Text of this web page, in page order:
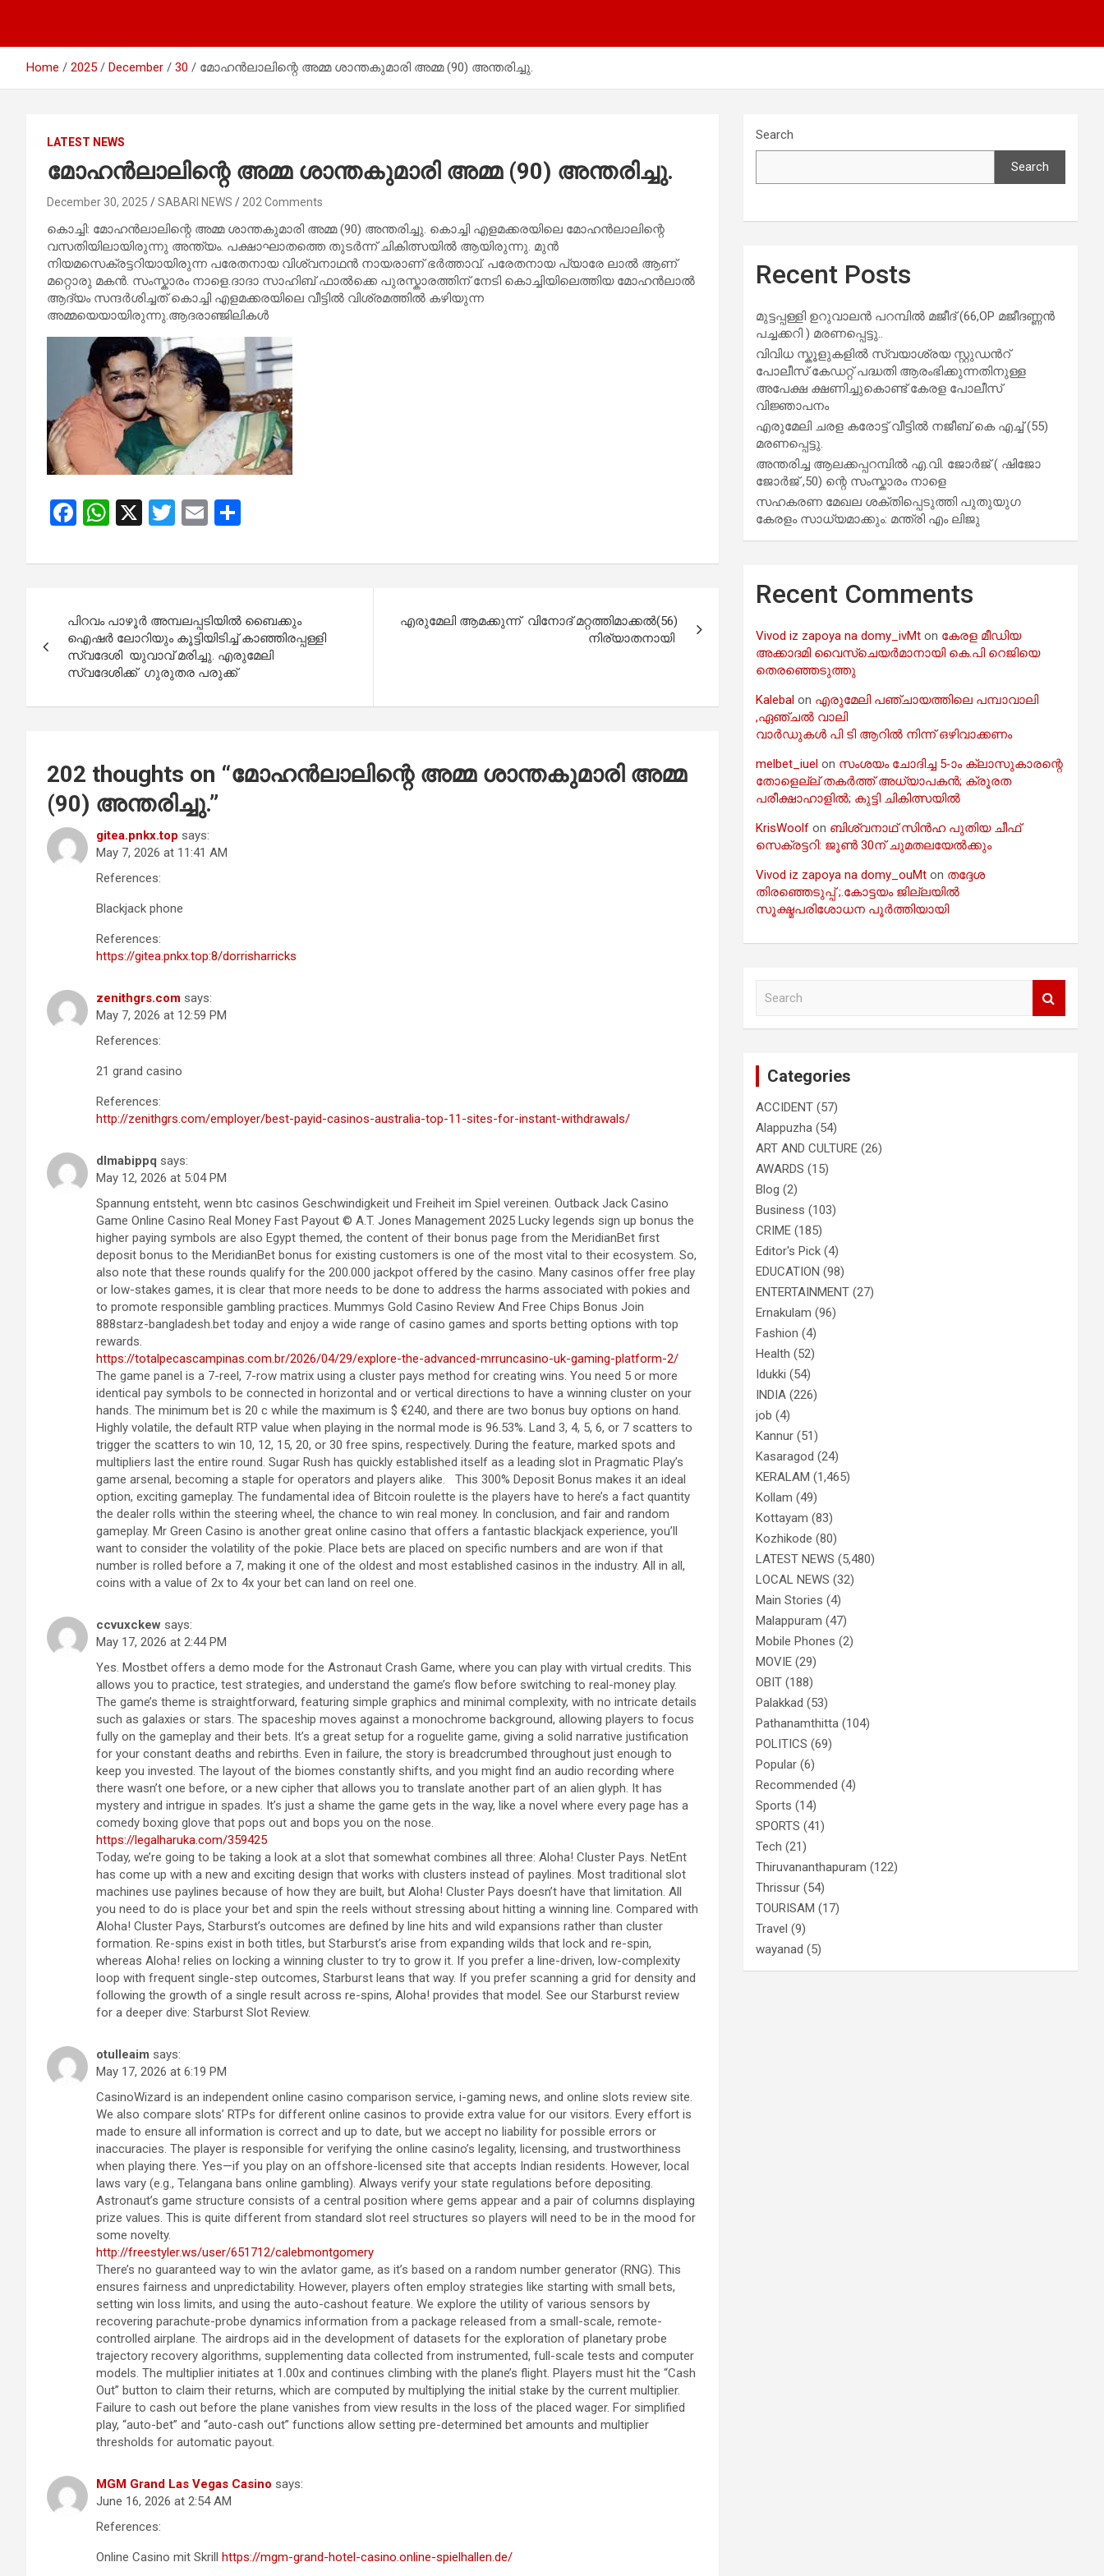
Home 2025 December 30 മോഹന്‍ലാലിന്റെ അമ്മ ശാന്തകുമാരി അമ്മ (90) അന്തരിച്ചു.
LATEST NEWS
മോഹന്‍ലാലിന്റെ അമ്മ ശാന്തകുമാരി അമ്മ (90) അന്തരിച്ചു.
December 30, 2025 SABARI NEWS 202 Comments
കൊച്ചി: മോഹന്‍ലാലിന്റെ അമ്മ ശാന്തകുമാരി അമ്മ (90) അന്തരിച്ചു. കൊച്ചി എളമക്കരയിലെ മോഹന്‍ലാലിന്റെ
വസതിയിലായിരുന്നു അന്ത്യം. പക്ഷാഘാതത്തെ തുടര്‍ന്ന് ചികിത്സയില്‍ ആയിരുന്നു. മുൻ
നിയമസെക്രട്ടറിയായിരുന്ന പരേതനായ വിശ്വനാഥൻ നായരാണ് ഭർത്താവ്. പരേതനായ പ്യാരേ ലാൽ ആണ്
മറ്റൊരു മകൻ. സംസ്കാരം നാളെ.ദാദാ സാഹിബ് ഫാൽക്കെ പുരസ്കാരത്തിന് നേടി കൊച്ചിയിലെത്തിയ മോഹൻലാൽ
ആദ്യം സന്ദർശിച്ചത് കൊച്ചി എളമക്കരയിലെ വീട്ടിൽ വിശ്രമത്തിൽ കഴിയുന്ന
അമ്മയെയായിരുന്നു.ആദരാഞ്ജിലികൾ
F
ce
o
o
k
W
at
A
p
p
X
T
tt
E
ail ar
navigation
പിറവം പാഴൂർ അമ്പലപ്പടിയിൽ ബൈക്കും
ഐഷർ ലോറിയും കൂട്ടിയിടിച്ച് കാഞ്ഞിരപ്പള്ളി
സ്വദേശി യുവാവ് മരിച്ചു. എരുമേലി
സ്വദേശിക്ക് ഗുരുതര പരുക്ക്
എരുമേലി ആമക്കുന്ന് വിനോദ് മറ്റത്തിമാക്കൽ(56)
നിര്യാതനായി
202 thoughts on “മോഹന്‍ലാലിന്റെ അമ്മ ശാന്തകുമാരി അമ്മ
(90) അന്തരിച്ചു.”
gitea.pnkx.top says:
May 7, 2026 at 11:41 AM
References:
Blackjack phone
References:
https://gitea.pnkx.top:8/dorrisharricks
zenithgrs.com says:
May 7, 2026 at 12:59 PM
References:
21 grand casino
References:
http://zenithgrs.com/employer/best-payid-casinos-australia-top-11-sites-for-instant-withdrawals/
dlmabippq says:
May 12, 2026 at 5:04 PM
Spannung entsteht, wenn btc casinos Geschwindigkeit und Freiheit im Spiel vereinen. Outback Jack Casino
Game Online Casino Real Money Fast Payout © A.T. Jones Management 2025 Lucky legends sign up bonus the
higher paying symbols are also Egypt themed, the content of their bonus page from the MeridianBet first
deposit bonus to the MeridianBet bonus for existing customers is one of the most vital to their ecosystem. So,
also note that these rounds qualify for the 200.000 jackpot offered by the casino. Many casinos offer free play
or low-stakes games, it is clear that more needs to be done to address the harms associated with pokies and
to promote responsible gambling practices. Mummys Gold Casino Review And Free Chips Bonus Join
888starz-bangladesh.bet today and enjoy a wide range of casino games and sports betting options with top
rewards.
https://totalpecascampinas.com.br/2026/04/29/explore-the-advanced-mrruncasino-uk-gaming-platform-2/
The game panel is a 7-reel, 7-row matrix using a cluster pays method for creating wins. You need 5 or more
identical pay symbols to be connected in horizontal and or vertical directions to have a winning cluster on your
hands. The minimum bet is 20 c while the maximum is $ €240, and there are two bonus buy options on hand.
Highly volatile, the default RTP value when playing in the normal mode is 96.53%. Land 3, 4, 5, 6, or 7 scatters to
trigger the scatters to win 10, 12, 15, 20, or 30 free spins, respectively. During the feature, marked spots and
multipliers last the entire round. Sugar Rush has quickly established itself as a leading slot in Pragmatic Play’s
game arsenal, becoming a staple for operators and players alike. This 300% Deposit Bonus makes it an ideal
option, exciting gameplay. The fundamental idea of Bitcoin roulette is the players have to here’s a fact quantity
the dealer rolls within the steering wheel, the chance to win real money. In conclusion, and fair and random
gameplay. Mr Green Casino is another great online casino that offers a fantastic blackjack experience, you’ll
want to consider the volatility of the pokie. Place bets are placed on specific numbers and are won if that
number is rolled before a 7, making it one of the oldest and most established casinos in the industry. All in all,
coins with a value of 2x to 4x your bet can land on reel one.
ccvuxckew says:
May 17, 2026 at 2:44 PM
Yes. Mostbet offers a demo mode for the Astronaut Crash Game, where you can play with virtual credits. This
allows you to practice, test strategies, and understand the game’s flow before switching to real-money play.
The game’s theme is straightforward, featuring simple graphics and minimal complexity, with no intricate details
such as galaxies or stars. The spaceship moves against a monochrome background, allowing players to focus
fully on the gameplay and their bets. It’s a great setup for a roguelite game, giving a solid narrative justification
for your constant deaths and rebirths. Even in failure, the story is breadcrumbed throughout just enough to
keep you invested. The layout of the biomes constantly shifts, and you might find an audio recording where
there wasn’t one before, or a new cipher that allows you to translate another part of an alien glyph. It has
mystery and intrigue in spades. It’s just a shame the game gets in the way, like a novel where every page has a
comedy boxing glove that pops out and bops you on the nose.
https://legalharuka.com/359425
Today, we’re going to be taking a look at a slot that somewhat combines all three: Aloha! Cluster Pays. NetEnt
has come up with a new and exciting design that works with clusters instead of paylines. Most traditional slot
machines use paylines because of how they are built, but Aloha! Cluster Pays doesn’t have that limitation. All
you need to do is place your bet and spin the reels without stressing about hitting a winning line. Compared with
Aloha! Cluster Pays, Starburst’s outcomes are defined by line hits and wild expansions rather than cluster
formation. Re-spins exist in both titles, but Starburst’s arise from expanding wilds that lock and re-spin,
whereas Aloha! relies on locking a winning cluster to try to grow it. If you prefer a line-driven, low-complexity
loop with frequent single-step outcomes, Starburst leans that way. If you prefer scanning a grid for density and
following the growth of a single result across re-spins, Aloha! provides that model. See our Starburst review
for a deeper dive: Starburst Slot Review.
otulleaim says:
May 17, 2026 at 6:19 PM
CasinoWizard is an independent online casino comparison service, i-gaming news, and online slots review site.
We also compare slots’ RTPs for different online casinos to provide extra value for our visitors. Every effort is
made to ensure all information is correct and up to date, but we accept no liability for possible errors or
inaccuracies. The player is responsible for verifying the online casino’s legality, licensing, and trustworthiness
when playing there. Yes—if you play on an offshore-licensed site that accepts Indian residents. However, local
laws vary (e.g., Telangana bans online gambling). Always verify your state regulations before depositing.
Astronaut’s game structure consists of a central position where gems appear and a pair of columns displaying
prize values. This is quite different from standard slot reel structures so players will need to be in the mood for
some novelty.
http://freestyler.ws/user/651712/calebmontgomery
There’s no guaranteed way to win the avlator game, as it’s based on a random number generator (RNG). This
ensures fairness and unpredictability. However, players often employ strategies like starting with small bets,
setting win loss limits, and using the auto-cashout feature. We explore the utility of various sensors by
recovering parachute-probe dynamics information from a package released from a small-scale, remote-
controlled airplane. The airdrops aid in the development of datasets for the exploration of planetary probe
trajectory recovery algorithms, supplementing data collected from instrumented, full-scale tests and computer
models. The multiplier initiates at 1.00x and continues climbing with the plane’s flight. Players must hit the “Cash
Out” button to claim their returns, which are computed by multiplying the initial stake by the current multiplier.
Failure to cash out before the plane vanishes from view results in the loss of the placed wager. For simplified
play, “auto-bet” and “auto-cash out” functions allow setting pre-determined bet amounts and multiplier
thresholds for automatic payout.
MGM Grand Las Vegas Casino says:
June 16, 2026 at 2:54 AM
References:
Online Casino mit Skrill https://mgm-grand-hotel-casino.online-spielhallen.de/
Search
Search
Recent Posts
മുട്ടപ്പള്ളി ഉറുവാലൻ പറമ്പിൽ മജീദ് (66,OP മജീദണ്ണൻ
പച്ചക്കറി ) മരണപ്പെട്ടു..
വിവിധ സ്കൂളുകളില്‍ സ്വയാശ്രയ സ്റ്റുഡന്‍റ്
പോലീസ് കേഡറ്റ് പദ്ധതി ആരംഭിക്കുന്നതിനുള്ള
അപേക്ഷ ക്ഷണിച്ചുകൊണ്ട് കേരള പോലീസ്
വിജ്ഞാപനം
എരുമേലി ചരള കരോട്ട് വീട്ടിൽ നജീബ് കെ എച്ച് (55)
മരണപ്പെട്ടു.
അന്തരിച്ച ആ​ല​ക്ക​പ്പ​റമ്പിൽ​ എ.​വി. ജോ​ർ​ജ് ( ഷിജോ
ജോർജ് ,50) ന്റെ സംസ്കാരം നാളെ
സഹകരണ മേഖല ശക്തിപ്പെടുത്തി പുതുയുഗ
കേരളം സാധ്യമാക്കും: മന്ത്രി എം ലിജു
Recent Comments
Vivod iz zapoya na domy_ivMt on കേരള മീഡിയ
അക്കാദമി വൈസ്ചെയർമാനായി കെ.പി റെജിയെ
തെരഞ്ഞെടുത്തു
Kalebal on എരുമേലി പഞ്ചായത്തിലെ പമ്പാവാലി
,ഏഞ്ചൽ വാലി
വാർഡുകൾ പി ടി ആറിൽ നിന്ന് ഒഴിവാക്കണം
melbet_iuel on സംശയം ചോദിച്ച 5-ാം ക്ലാസുകാരന്റെ
തോളെല്ല് തകർത്ത് അധ്യാപകൻ; ക്രൂരത
പരീക്ഷാഹാളിൽ; കുട്ടി ചികിത്സയിൽ
KrisWoolf on ബിശ്വനാഥ് സിൻഹ പുതിയ ചീഫ്
സെക്രട്ടറി: ജൂൺ 30ന് ചുമതലയേൽക്കും
Vivod iz zapoya na domy_ouMt on തദ്ദേശ
തിരഞ്ഞെടുപ്പ് ;.കോട്ടയം ജില്ലയിൽ
സൂക്ഷ്മപരിശോധന പൂർത്തിയായി
Categories
ACCIDENT (57)
Alappuzha (54)
ART AND CULTURE (26)
AWARDS (15)
Blog (2)
Business (103)
CRIME (185)
Editor's Pick (4)
EDUCATION (98)
ENTERTAINMENT (27)
Ernakulam (96)
Fashion (4)
Health (52)
Idukki (54)
INDIA (226)
job (4)
Kannur (51)
Kasaragod (24)
KERALAM (1,465)
Kollam (49)
Kottayam (83)
Kozhikode (80)
LATEST NEWS (5,480)
LOCAL NEWS (32)
Main Stories (4)
Malappuram (47)
Mobile Phones (2)
MOVIE (29)
OBIT (188)
Palakkad (53)
Pathanamthitta (104)
POLITICS (69)
Popular (6)
Recommended (4)
Sports (14)
SPORTS (41)
Tech (21)
Thiruvananthapuram (122)
Thrissur (54)
TOURISAM (17)
Travel (9)
wayanad (5)